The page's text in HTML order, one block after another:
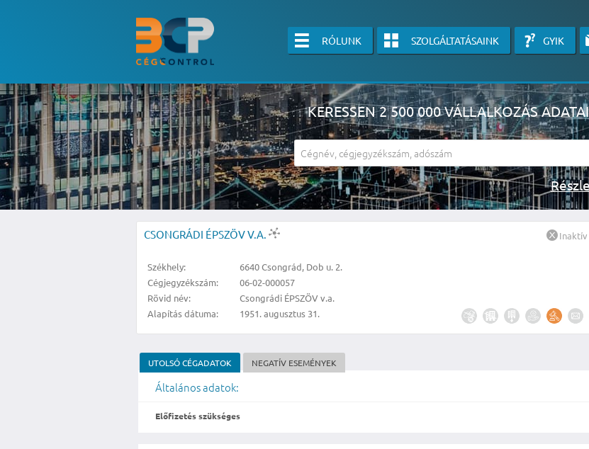
RÓLUNK SZOLGÁLTATÁSAINK GYIK
KERESSEN 2 500 000 VÁLLALKOZÁS
A részletes kereső csak belépett felhasználók számára érhető el, használatához kérjük
CSONGRÁDI ÉPSZÖV V.A.
Székhely:
6640 Csongrád, Dob u. 2.
Cégjegyzékszám:
06-02-000057
Rövid név:
Csongrádi ÉPSZÖV v.a.
Alapítás dátuma:
1951. augusztus 31.
Inaktív
UTOLSÓ CÉGADATOK NEGATÍV ESEMÉNYEK
Általános adatok:
Előfizetés szükséges